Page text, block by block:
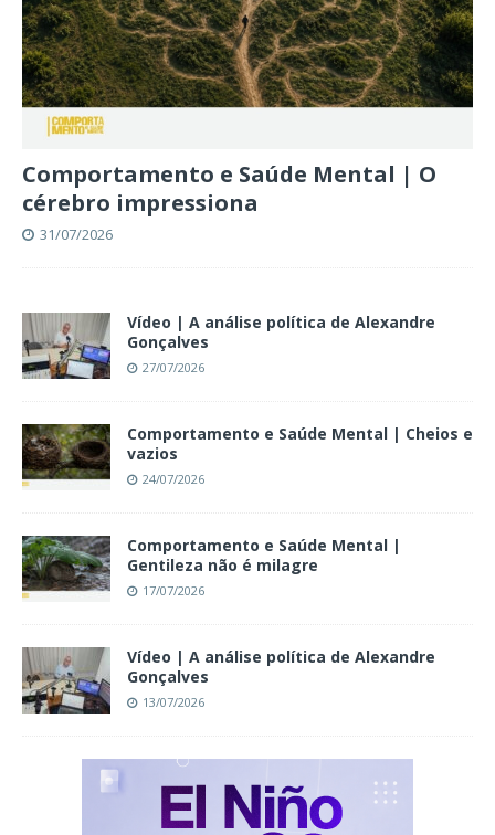
Comportamento e Saúde Mental | O
cérebro impressiona
31/07/2026
Vídeo | A análise política de Alexandre
Gonçalves
27/07/2026
Comportamento e Saúde Mental | Cheios e
vazios
24/07/2026
Comportamento e Saúde Mental |
Gentileza não é milagre
17/07/2026
Vídeo | A análise política de Alexandre
Gonçalves
13/07/2026